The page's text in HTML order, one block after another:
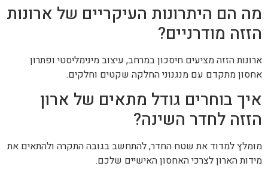
מה הם היתרונות העיקריים של ארונות
הזזה מודרניים?
ארונות הזזה מציעים חיסכון במרחב, עיצוב מינימליסטי ופתרון
אחסון מתקדם עם מנגנוני החלקה שקטים וחלקים.
איך בוחרים גודל מתאים של ארון
הזזה לחדר השינה?
מומלץ למדוד את שטח החדר, להתחשב בגובה התקרה ולהתאים את
מידות הארון לצרכי האחסון האישיים שלכם.